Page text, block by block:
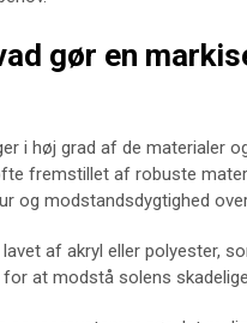
gør en
i høj grad af de materialer
fremstillet af robuste
og modstandsdygtighed
af akryl eller polyester,
at modstå solens